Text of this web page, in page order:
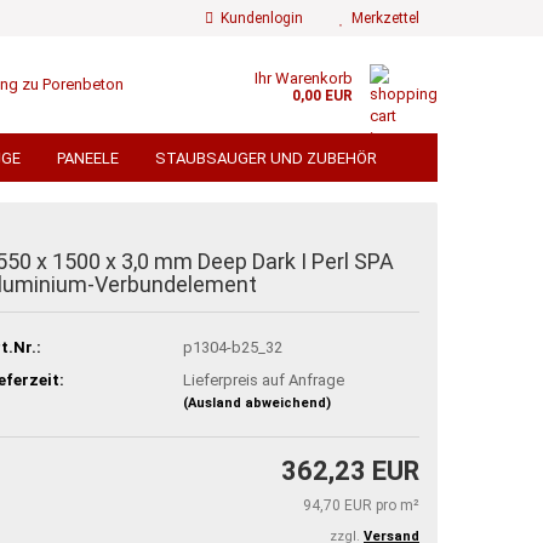
Kundenlogin
erstellen
vergessen?
Merkzettel
Ihr Warenkorb
0,00 EUR
PANEELE STAUBSAUGER UND ZUBEHÖR
TORE UND SICHTSCHUTZ
ALU KASCHIERT TERRASSENDIELEN
% GROSSPOSTEN % VERSANDKOSTENFREI
x 1500 x 3,0 mm Deep Dark I Perl SPA
Verbundelement
p1304-b25_32
Lieferpreis auf Anfrage
(Ausland abweichend)
362,23 EUR
94,70 EUR pro m²
zzgl. Versand